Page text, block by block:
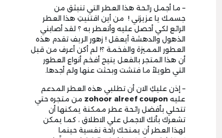
– ما أجمل رائحة هذا العطر التي تنبثق من
جسمك يا عزيزتي ! من أين اقتنيتِ هذا العطر
الرائع لكي أحصل عليه وأتعطر به ؟ لقد أصابني
الذهول والدهشة أيعقل ! زهور الريف تقدم هذه
العطور المميزة والفخمة ؟! لم أكن أعرف من قبل
أن هذا المتجر بالفعل يتيح أفخم أنواع العطور
التي طويلاً ما فتشت وبحثت عنها ولم أجدها.
– إذن عليكِ الان أن تطلبي هذه العطر المدعم
عليه zohoor alreef coupon من متجره حتي
تتحلي بأفضل رائحة عطر ممكنة يمكنها أن
تشعرك بأنك الاجمل علي الاطلاق ، كما يمكن
لهذا العطر أن يمنحك راحة نفسية حينما